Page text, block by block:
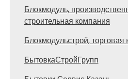
Блокмодуль,
строительная компания
Блокмодульстрой, торговая
БытовкаСтройГрупп